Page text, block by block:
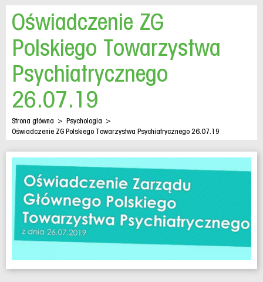
Oświadczenie ZG
Polskiego Towarzystwa
Psychiatrycznego
26.07.19
Strona główna > Psychologia >
Oświadczenie ZG Polskiego Towarzystwa Psychiatrycznego 26.07.19